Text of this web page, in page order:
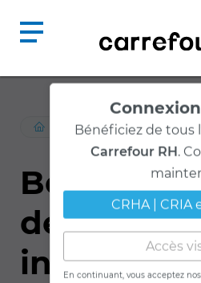
Bénéficiez de tous
Carrefour RH.
CRHA | CRIA
Accès
En continuant, vous acceptez
RESSOURCES /
Bons
des